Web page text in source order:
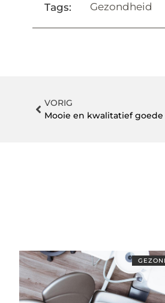
Tags: Gezondheid
VORIG
Mooie en kwalitatief